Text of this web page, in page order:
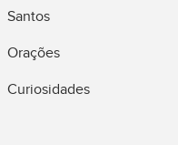
Santos
Orações
Curiosidades